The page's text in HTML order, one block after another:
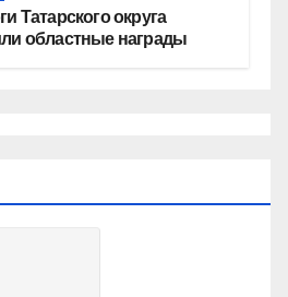
Татарского округа
областные награды